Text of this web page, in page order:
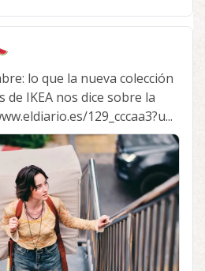
lo que la nueva colección
IKEA nos dice sobre la
129_cccaa3?u...